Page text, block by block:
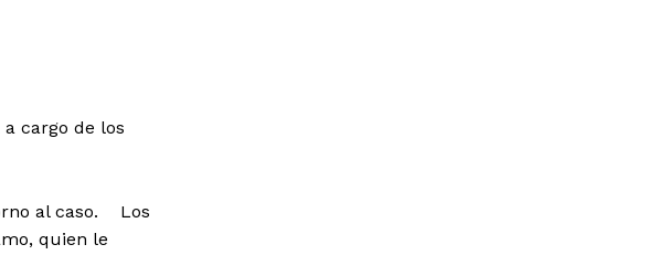
cargo de los
al caso. Los
quien le